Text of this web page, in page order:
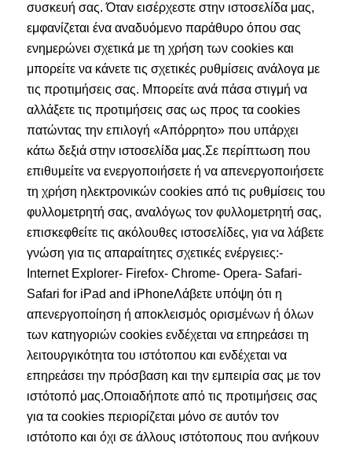
συσκευή σας. Όταν εισέρχεστε στην ιστοσελίδα μας,
εμφανίζεται ένα αναδυόμενο παράθυρο όπου σας
ενημερώνει σχετικά με τη χρήση των cookies και
μπορείτε να κάνετε τις σχετικές ρυθμίσεις ανάλογα με
τις προτιμήσεις σας. Μπορείτε ανά πάσα στιγμή να
αλλάξετε τις προτιμήσεις σας ως προς τα cookies
πατώντας την επιλογή «Απόρρητο» που υπάρχει
κάτω δεξιά στην ιστοσελίδα μας.Σε περίπτωση που
επιθυμείτε να ενεργοποιήσετε ή να απενεργοποιήσετε
τη χρήση ηλεκτρονικών cookies από τις ρυθμίσεις του
φυλλομετρητή σας, αναλόγως τον φυλλομετρητή σας,
επισκεφθείτε τις ακόλουθες ιστοσελίδες, για να λάβετε
γνώση για τις απαραίτητες σχετικές ενέργειες:-
Internet Explorer- Firefox- Chrome- Opera- Safari-
Safari for iPad and iPhoneΛάβετε υπόψη ότι η
απενεργοποίηση ή αποκλεισμός ορισμένων ή όλων
των κατηγοριών cookies ενδέχεται να επηρεάσει τη
λειτουργικότητα του ιστότοπου και ενδέχεται να
επηρεάσει την πρόσβαση και την εμπειρία σας με τον
ιστότοπό μας.Οποιαδήποτε από τις προτιμήσεις σας
για τα cookies περιορίζεται μόνο σε αυτόν τον
ιστότοπο και όχι σε άλλους ιστότοπους που ανήκουν